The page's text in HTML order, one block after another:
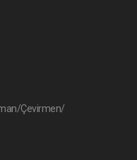
Çevirmen/